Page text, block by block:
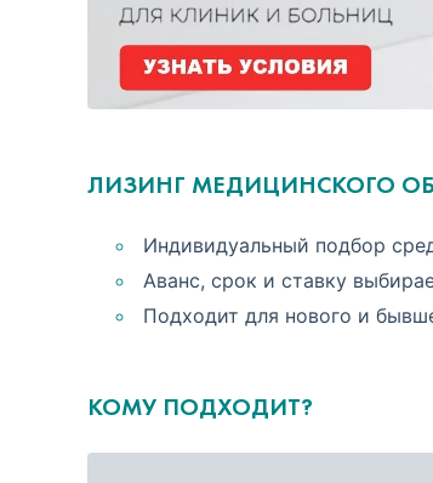
ЛИЗИНГ МЕДИЦИНСКОГО
Индивидуальный подбор
Аванс, срок и ставку
Подходит для нового и
КОМУ ПОДХОДИТ?